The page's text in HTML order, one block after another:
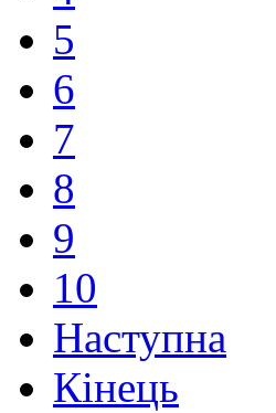
5
6
7
8
9
10
Наступна
Кінець